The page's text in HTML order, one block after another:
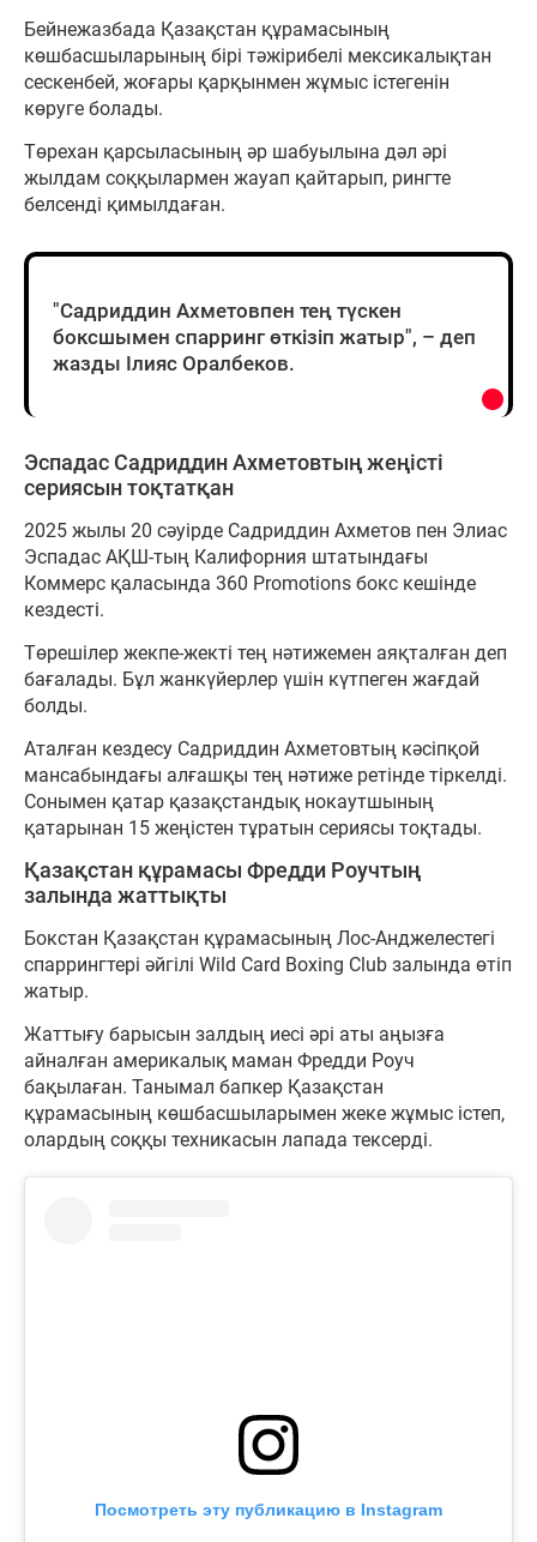
Бейнежазбада Қазақстан құрамасының
көшбасшыларының бірі тәжірибелі мексикалықтан
сескенбей, жоғары қарқынмен жұмыс істегенін
көруге болады.
Төрехан қарсыласының әр шабуылына дәл әрі
жылдам соққылармен жауап қайтарып, рингте
белсенді қимылдаған.
"Садриддин Ахметовпен тең түскен
боксшымен спарринг өткізіп жатыр", – деп
жазды Ілияс Оралбеков.
Эспадас Садриддин Ахметовтың жеңісті
сериясын тоқтатқан
2025 жылы 20 сәуірде Садриддин Ахметов пен Элиас
Эспадас АҚШ-тың Калифорния штатындағы
Коммерс қаласында 360 Promotions бокс кешінде
кездесті.
Төрешілер жекпе-жекті тең нәтижемен аяқталған деп
бағалады. Бұл жанкүйерлер үшін күтпеген жағдай
болды.
Аталған кездесу Садриддин Ахметовтың кәсіпқой
мансабындағы алғашқы тең нәтиже ретінде тіркелді.
Сонымен қатар қазақстандық нокаутшының
қатарынан 15 жеңістен тұратын сериясы тоқтады.
Қазақстан құрамасы Фредди Роучтың
залында жаттықты
Бокстан Қазақстан құрамасының Лос-Анджелестегі
спаррингтері әйгілі Wild Card Boxing Club залында өтіп
жатыр.
Жаттығу барысын залдың иесі әрі аты аңызға
айналған америкалық маман Фредди Роуч
бақылаған. Танымал бапкер Қазақстан
құрамасының көшбасшыларымен жеке жұмыс істеп,
олардың соққы техникасын лапада тексерді.
Посмотреть эту публикацию в Instagram